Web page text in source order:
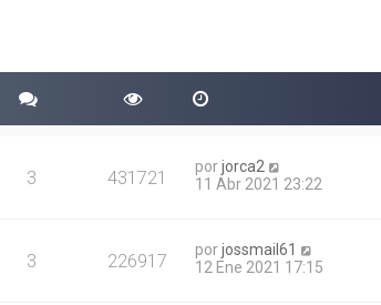
3 431721 porjorca2
11 Abr 2021 23:22
3 226917 porjossmail61
12 Ene 2021 17:15